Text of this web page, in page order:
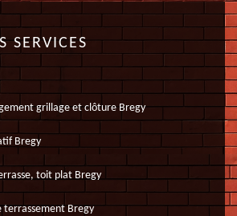
SERVICES
grillage et clôture Bregy
Bregy
toit plat Bregy
terrassement Bregy